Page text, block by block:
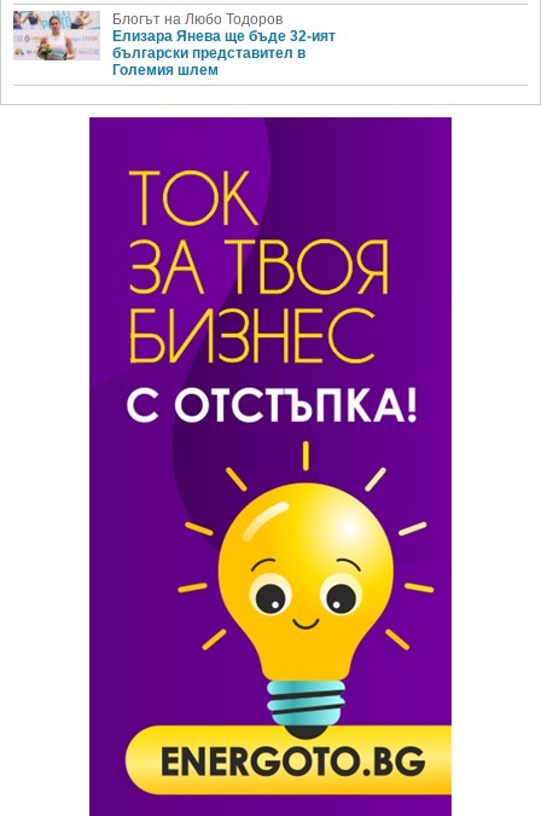
Блогът на Любо Тодоров
Елизара Янева ще бъде 32-ият
български представител в
Големия шлем